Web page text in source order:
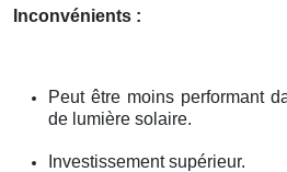
Inconvénients :
Peut être moins performant
de lumière solaire.
Investissement supérieur.